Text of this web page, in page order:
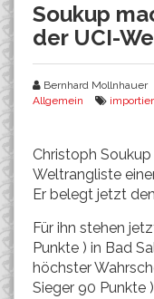
Soukup
der UCI-
Bernhard Mollnhauer
Allgemein
Christoph
Weltrangliste
Er belegt jetzt
Für ihn stehen
Punkte ) in Bad
höchster
Sieger 90 Punkte